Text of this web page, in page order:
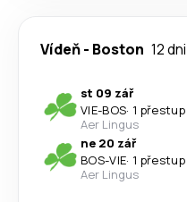
Vídeň- Boston 12 dni
st 09 zář
VIE-BOS· 1 přestup
Aer Lingus
ne 20 zář
BOS-VIE· 1 přestup
Aer Lingus